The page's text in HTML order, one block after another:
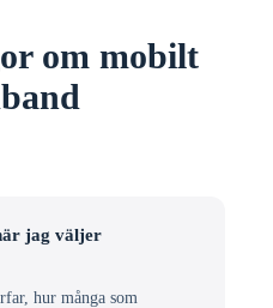
om mobilt
jag väljer
hur många som